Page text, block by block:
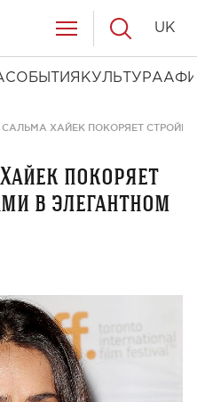
СОБЫТИЯ КУЛЬТУРА
UK
САЛЬМА ХАЙЕК ПОКОРЯЕТ
покоряет
в элегантном